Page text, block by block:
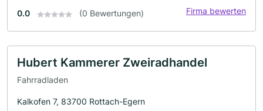
0.0 (0 Bewertungen) Firma bewerten
Hubert Kammerer Zweiradhandel
Fahrradladen
Kalkofen 7, 83700 Rottach-Egern